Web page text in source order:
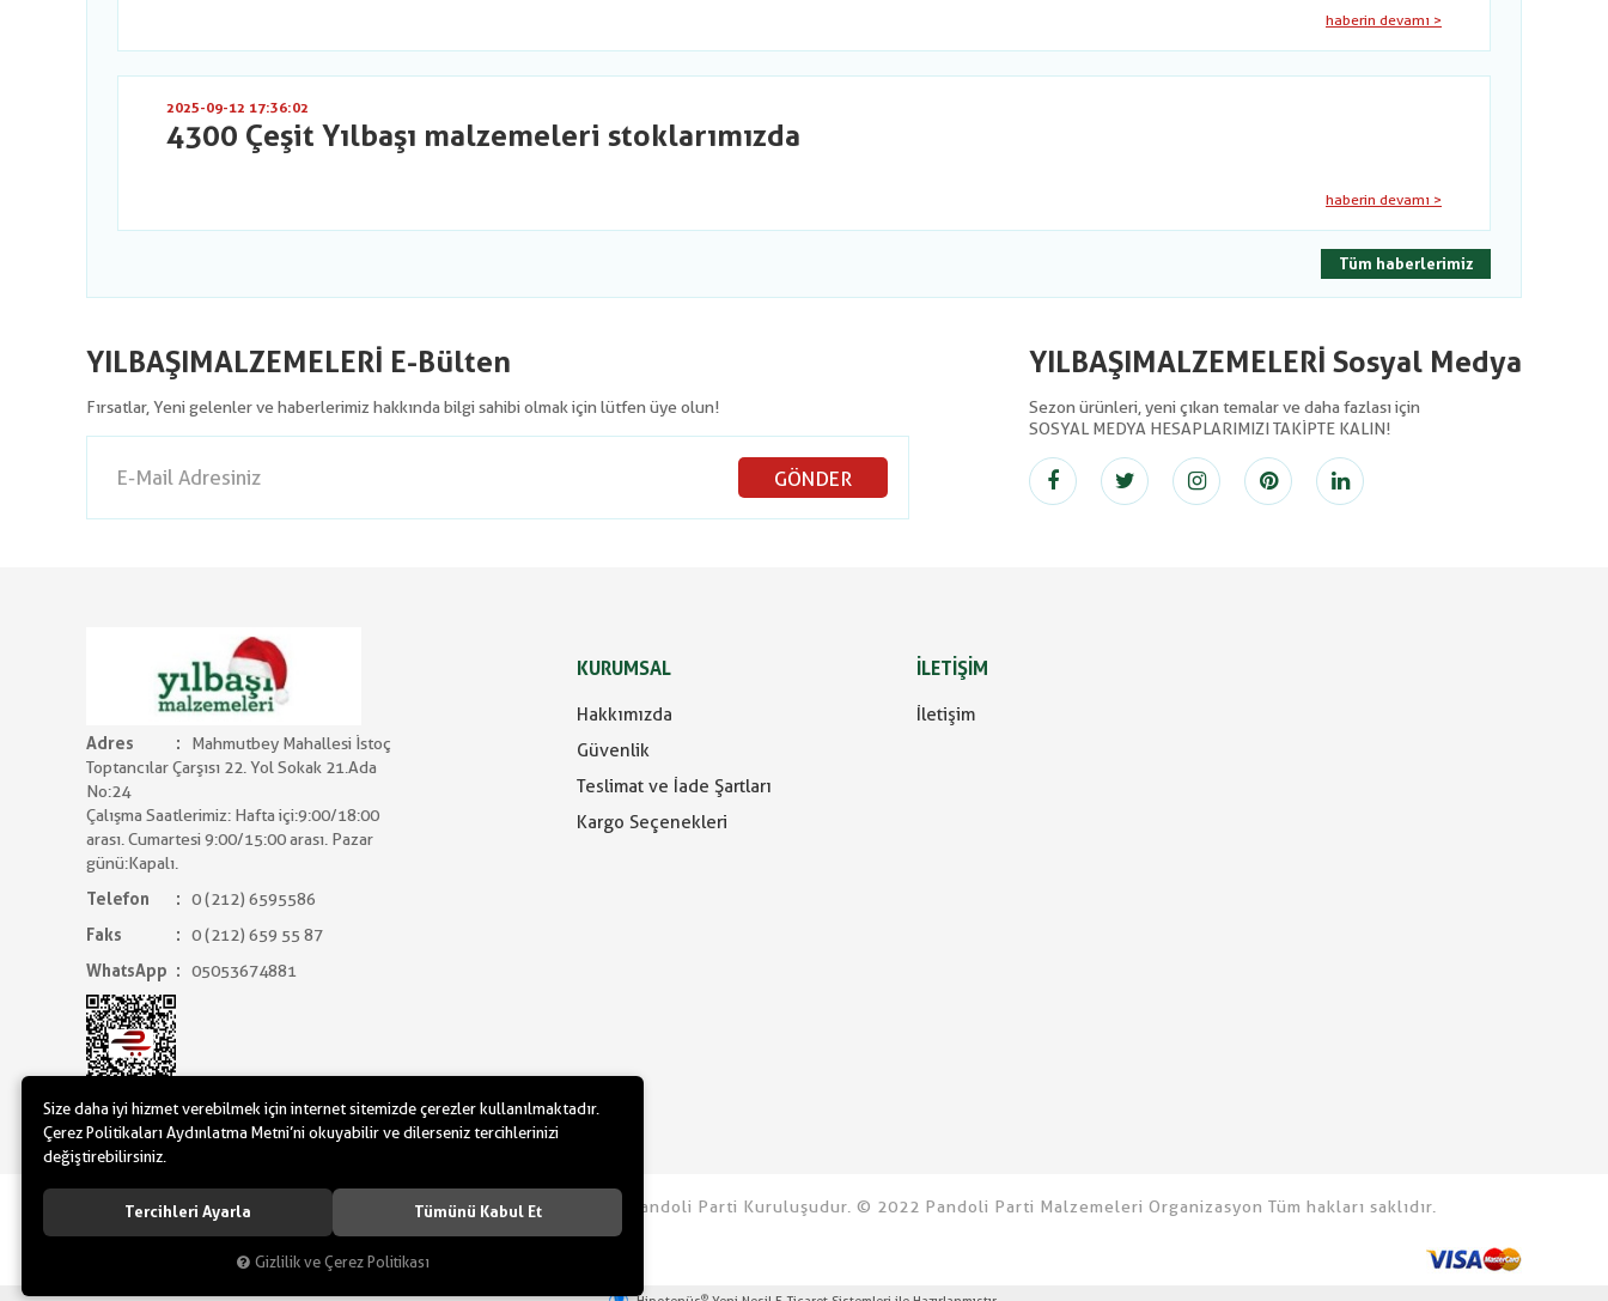
haberin devamı >
2025-09-12 17:36:02
4300 Çeşit Yılbaşı malzemeleri stoklarımızda
haberin devamı >
Tüm haberlerimiz
YILBAŞIMALZEMELERİ E-Bülten
Fırsatlar, Yeni gelenler ve haberlerimiz hakkında bilgi sahibi olmak için lütfen üye olun!
GÖNDER
YILBAŞIMALZEMELERİ Sosyal Medya
Sezon ürünleri, yeni çıkan temalar ve daha fazlası için
SOSYAL MEDYA HESAPLARIMIZI TAKİPTE KALIN!
Adres
Mahmutbey Mahallesi İstoç
Toptancılar Çarşısı 22. Yol Sokak 21.Ada
No:24
Çalışma Saatlerimiz: Hafta içi:9:00/18:00
arası. Cumartesi 9:00/15:00 arası. Pazar
günü:Kapalı.
Telefon
0 (212) 6595586
Faks
0 (212) 659 55 87
WhatsApp
05053674881
KURUMSAL
Hakkımızda
Güvenlik
Teslimat ve İade Şartları
Kargo Seçenekleri
İLETİŞİM
İletişim
www.yilbasimalzemeleri.com - www.partidolu.com bir Pandoli Parti Kuruluşudur. © 2022 Pandoli Parti Malzemeleri Organizasyon Tüm hakları saklıdır.
®
Size daha iyi hizmet verebilmek için internet sitemizde çerezler kullanılmaktadır.
Çerez Politikaları Aydınlatma Metni’ni okuyabilir ve dilerseniz tercihlerinizi
değiştirebilirsiniz.
Tercihleri Ayarla Tümünü Kabul Et
Gizlilik ve Çerez Politikası